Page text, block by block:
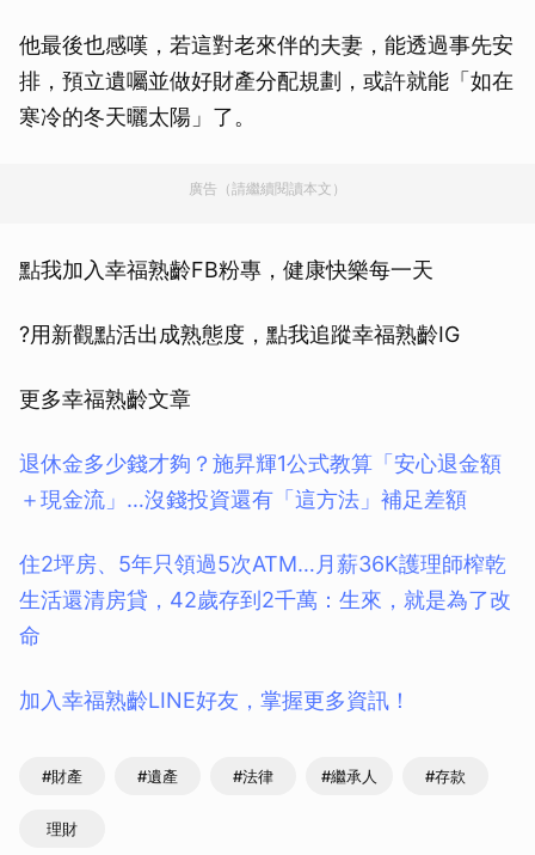
他最後也感嘆，若這對老來伴的夫妻，能透過事先安
排，預立遺囑並做好財產分配規劃，或許就能「如在
寒冷的冬天曬太陽」了。
廣告（請繼續閱讀本文）
點我加入幸福熟齡FB粉專，健康快樂每一天
?用新觀點活出成熟態度，點我追蹤幸福熟齡IG
更多幸福熟齡文章
退休金多少錢才夠？施昇輝1公式教算「安心退金額
＋現金流」…沒錢投資還有「這方法」補足差額
住2坪房、5年只領過5次ATM…月薪36K護理師榨乾
生活還清房貸，42歲存到2千萬：生來，就是為了改
命
加入幸福熟齡LINE好友，掌握更多資訊！
#財產 #遺產 #法律 #繼承人 #存款
理財